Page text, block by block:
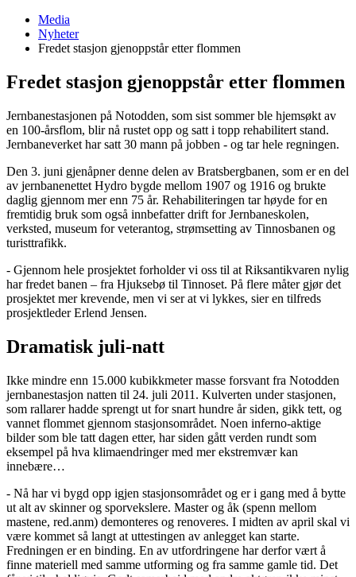
Media
Nyheter
Fredet stasjon gjenoppstår etter flommen
Fredet stasjon gjenoppstår etter flommen
Jernbanestasjonen på Notodden, som sist sommer ble hjemsøkt av
en 100-årsflom, blir nå rustet opp og satt i topp rehabilitert stand.
Jernbaneverket har satt 30 mann på jobben - og tar hele regningen.
Den 3. juni gjenåpner denne delen av Bratsbergbanen, som er en del
av jernbanenettet Hydro bygde mellom 1907 og 1916 og brukte
daglig gjennom mer enn 75 år. Rehabiliteringen tar høyde for en
fremtidig bruk som også innbefatter drift for Jernbaneskolen,
verksted, museum for veterantog, strømsetting av Tinnosbanen og
turisttrafikk.
- Gjennom hele prosjektet forholder vi oss til at Riksantikvaren nylig
har fredet banen – fra Hjuksebø til Tinnoset. På flere måter gjør det
prosjektet mer krevende, men vi ser at vi lykkes, sier en tilfreds
prosjektleder Erlend Jensen.
Dramatisk juli-natt
Ikke mindre enn 15.000 kubikkmeter masse forsvant fra Notodden
jernbanestasjon natten til 24. juli 2011. Kulverten under stasjonen,
som rallarer hadde sprengt ut for snart hundre år siden, gikk tett, og
vannet flommet gjennom stasjonsområdet. Noen inferno-aktige
bilder som ble tatt dagen etter, har siden gått verden rundt som
eksempel på hva klimaendringer med mer ekstremvær kan
innebære…
- Nå har vi bygd opp igjen stasjonsområdet og er i gang med å bytte
ut alt av skinner og sporvekslere. Master og åk (spenn mellom
mastene, red.anm) demonteres og renoveres. I midten av april skal vi
være kommet så langt at uttestingen av anlegget kan starte.
Fredningen er en binding. En av utfordringene har derfor vært å
finne materiell med samme utforming og fra samme gamle tid. Det